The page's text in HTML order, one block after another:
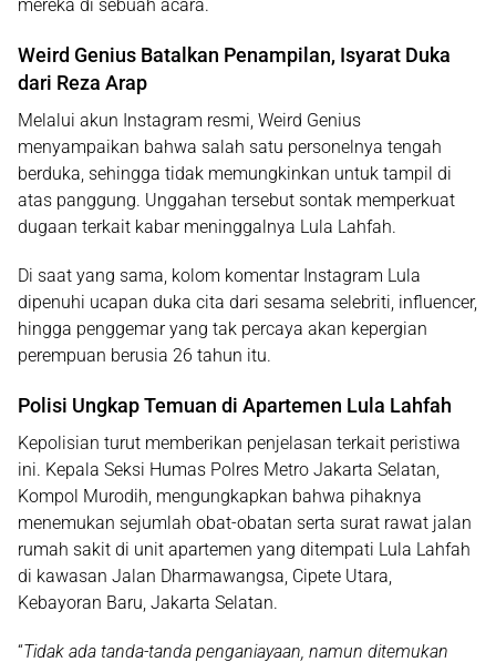
mereka di sebuah acara.
Weird Genius Batalkan Penampilan, Isyarat Duka
dari Reza Arap
Melalui akun Instagram resmi, Weird Genius
menyampaikan bahwa salah satu personelnya tengah
berduka, sehingga tidak memungkinkan untuk tampil di
atas panggung. Unggahan tersebut sontak memperkuat
dugaan terkait kabar meninggalnya Lula Lahfah.
Di saat yang sama, kolom komentar Instagram Lula
dipenuhi ucapan duka cita dari sesama selebriti, influencer,
hingga penggemar yang tak percaya akan kepergian
perempuan berusia 26 tahun itu.
Polisi Ungkap Temuan di Apartemen Lula Lahfah
Kepolisian turut memberikan penjelasan terkait peristiwa
ini. Kepala Seksi Humas Polres Metro Jakarta Selatan,
Kompol Murodih , mengungkapkan bahwa pihaknya
menemukan sejumlah obat-obatan serta surat rawat jalan
rumah sakit di unit apartemen yang ditempati Lula Lahfah
di kawasan Jalan Dharmawangsa, Cipete Utara,
Kebayoran Baru, Jakarta Selatan.
“Tidak ada tanda-tanda penganiayaan, namun ditemukan